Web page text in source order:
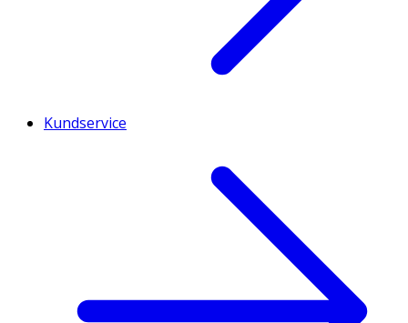
Kundservice